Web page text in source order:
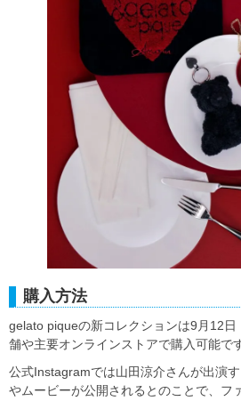
購入方法
gelato piqueの新コレクションは9月12
舗や主要オンラインストアで購入可能です
公式Instagramでは山田涼介さんが出演
やムービーが公開されるとのことで、フ